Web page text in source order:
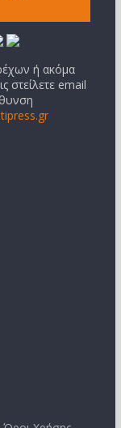
ή ακόμα
στείλετε email